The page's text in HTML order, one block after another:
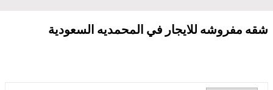
شقه مفروشه للايجار في المحمديه السعودية